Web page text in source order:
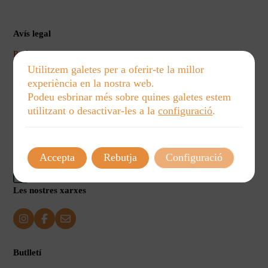
Avís legal
Política de privacidad
Política de cookies
Política de Envíos y Devoluciones
Telèfon
Correu electrònic
Les nostres xarxes
Butlletí
Utilitzem galetes per a oferir-te la millor
experiència en la nostra web.
Podeu esbrinar més sobre quines galetes estem
utilitzant o desactivar-les a laconfiguració.
Accepta Rebutja Configuració